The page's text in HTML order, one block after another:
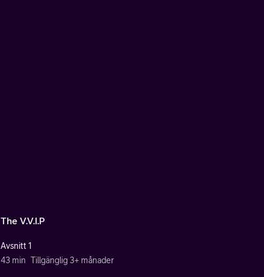
The V.V.I.P
Avsnitt 1
43 min Tillgänglig 3+ månader